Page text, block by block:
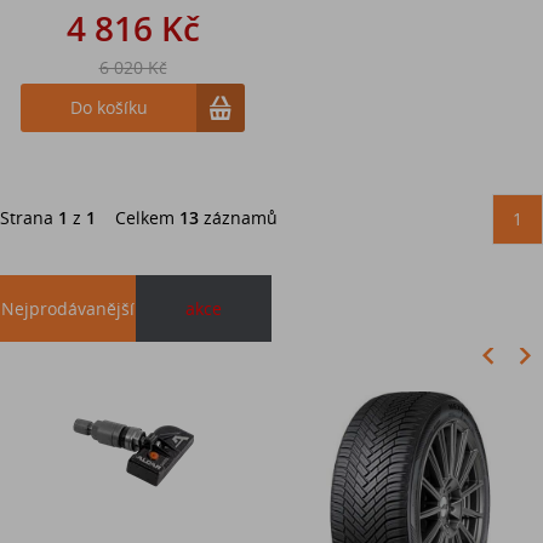
4 816 Kč
6 020 Kč
Do košíku
Strana 1 z 1 Celkem 13 záznamů 1
Nejprodávanější akce